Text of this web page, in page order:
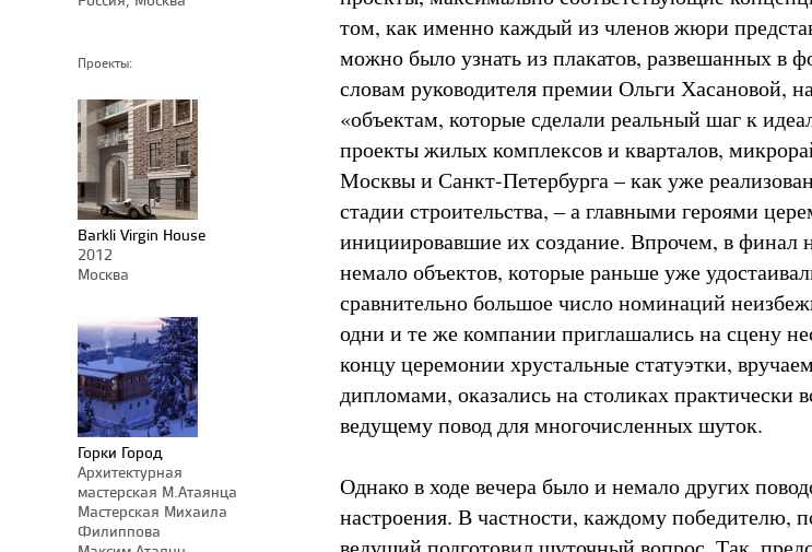
Проекты:
Barkli Virgin House
2012
Москва
Горки Город
Архитектурная
мастерская М.Атаянца
Мастерская Михаила
Филиппова
том, как именно каждый из членов жюри
можно было узнать из плакатов, развешанных в
словам руководителя премии Ольги Хасановой,
«объектам, которые сделали реальный шаг к
проекты жилых комплексов и кварталов,
Москвы и Санкт-Петербурга – как уже
стадии строительства, – а главными героями
инициировавшие их создание. Впрочем, в финал
немало объектов, которые раньше уже
сравнительно большое число номинаций
одни и те же компании приглашались на сцену
концу церемонии хрустальные статуэтки,
дипломами, оказались на столиках практически
ведущему повод для многочисленных шуток.
Однако в ходе вечера было и немало других
настроения. В частности, каждому победителю,